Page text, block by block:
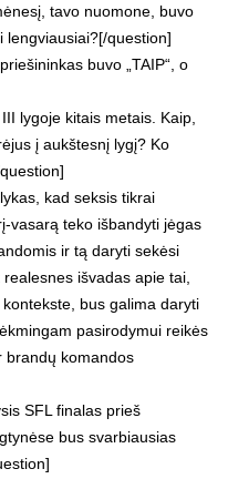
tavo nuomone, buvo
lengviausiai?[/question]
buvo „TAIP“, o
lygoje kitais metais. Kaip,
į aukštesnį lygį? Ko
kad seksis tikrai
vasarą teko išbandyti jėgas
ir tą daryti sekėsi
išvadas apie tai,
bus galima daryti
pasirodymui reikės
brandų komandos
SFL finalas prieš
bus svarbiausias